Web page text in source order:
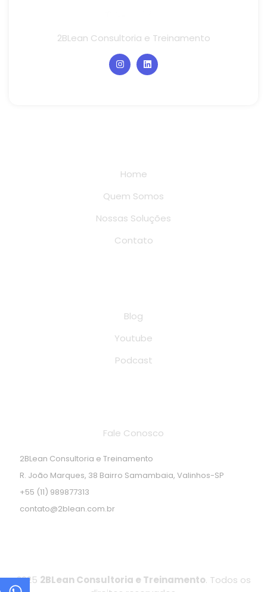
2BLean Consultoria e Treinamento
Home
Quem Somos
Nossas Soluções
Contato
Blog
Youtube
Podcast
Fale Conosco
2BLean Consultoria e Treinamento
R. João Marques, 38 Bairro Samambaia, Valinhos-SP
+55 (11) 989877313
contato@2blean.com.br
2025 2BLean Consultoria e Treinamento. Todos os